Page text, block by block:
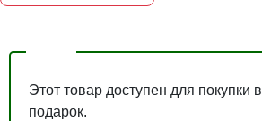
Этот товар доступен для покупки в
подарок.